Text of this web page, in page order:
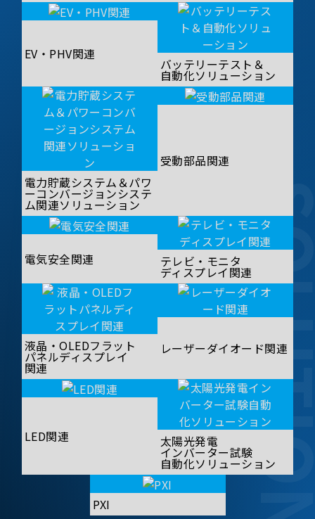
EV・PHV関連
バッテリーテスト＆
自動化ソリューション
電力貯蔵システム＆パワ
ーコンバージョンシステ
ム関連ソリューション
受動部品関連
電気安全関連 テレビ・モニタ
ディスプレイ関連
液晶・OLEDフラット
パネルディスプレイ
関連
レーザーダイオード関連
LED関連 太陽光発電
インバーター試験
自動化ソリューション
PXI